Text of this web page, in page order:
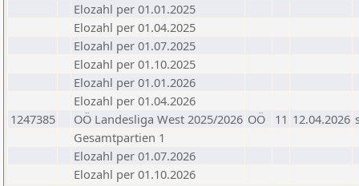
Elozahl per 01.01.2025
Elozahl per 01.04.2025
Elozahl per 01.07.2025
Elozahl per 01.10.2025
Elozahl per 01.01.2026
Elozahl per 01.04.2026
1247385
OÖ Landesliga West 2025/2026 OÖ 11 12.04.2026
Gesamtpartien 1
Elozahl per 01.07.2026
Elozahl per 01.10.2026